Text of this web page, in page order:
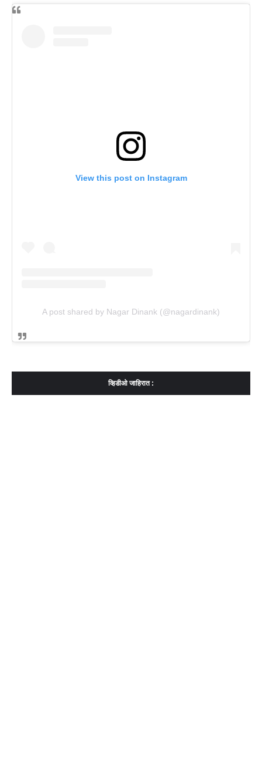
View this post on Instagram
A post shared by Nagar Dinank (@nagardinank)
व्हिडीओ जाहिरात :